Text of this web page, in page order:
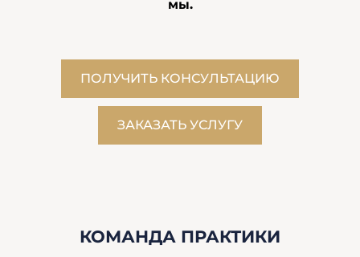
мы.
ПОЛУЧИТЬ КОНСУЛЬТАЦИЮ
ЗАКАЗАТЬ УСЛУГУ
КОМАНДА ПРАКТИКИ